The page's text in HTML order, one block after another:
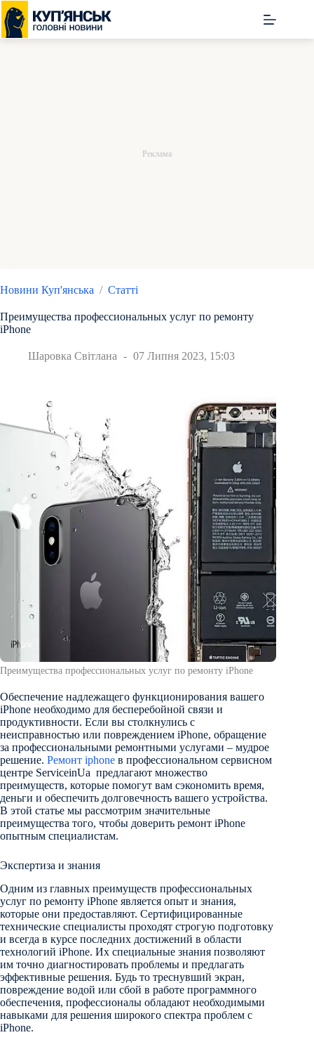
Перейти
до
вмісту
Новини Куп'янська / Статті
Преимущества профессиональных услуг по ремонту
iPhone
Шаровка Світлана 07 Липня 2023, 15:03
Преимущества профессиональных услуг по ремонту iPhone
Обеспечение надлежащего функционирования вашего
iPhone необходимо для бесперебойной связи и
продуктивности. Если вы столкнулись с
неисправностью или повреждением iPhone, обращение
за профессиональными ремонтными услугами – мудрое
решение. Ремонт iphone в профессиональном сервисном
центре ServiceinUa предлагают множество
преимуществ, которые помогут вам сэкономить время,
деньги и обеспечить долговечность вашего устройства.
В этой статье мы рассмотрим значительные
преимущества того, чтобы доверить ремонт iPhone
опытным специалистам.
Экспертиза и знания
Одним из главных преимуществ профессиональных
услуг по ремонту iPhone является опыт и знания,
которые они предоставляют. Сертифицированные
технические специалисты проходят строгую подготовку
и всегда в курсе последних достижений в области
технологий iPhone. Их специальные знания позволяют
им точно диагностировать проблемы и предлагать
эффективные решения. Будь то треснувший экран,
повреждение водой или сбой в работе программного
обеспечения, профессионалы обладают необходимыми
навыками для решения широкого спектра проблем с
iPhone.